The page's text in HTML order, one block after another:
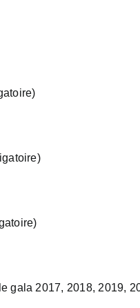
gala 2017, 2018, 2019,